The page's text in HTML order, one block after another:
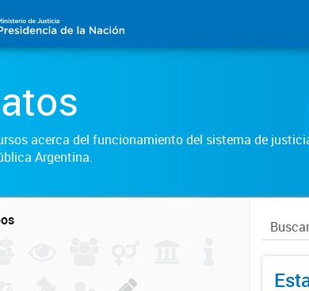
acerca del funcionamiento del sistema de
Argentina.